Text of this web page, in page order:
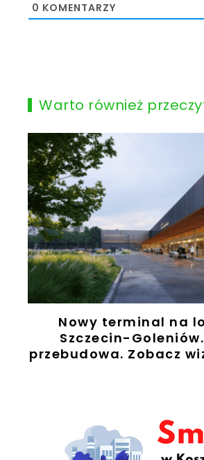
0 KOMENTARZY
Warto również
Nowy terminal na
Szczecin-
przebudowa. Zobacz